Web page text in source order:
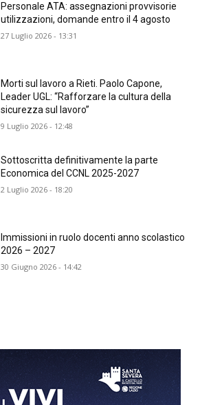
Personale ATA: assegnazioni provvisorie
utilizzazioni, domande entro il 4 agosto
27 Luglio 2026 - 13:31
Morti sul lavoro a Rieti. Paolo Capone,
Leader UGL: “Rafforzare la cultura della
sicurezza sul lavoro”
9 Luglio 2026 - 12:48
Sottoscritta definitivamente la parte
Economica del CCNL 2025-2027
2 Luglio 2026 - 18:20
Immissioni in ruolo docenti anno scolastico
2026 – 2027
30 Giugno 2026 - 14:42